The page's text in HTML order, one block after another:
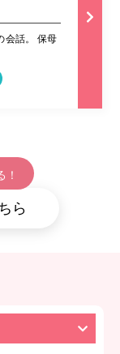
会話。 保母
ら